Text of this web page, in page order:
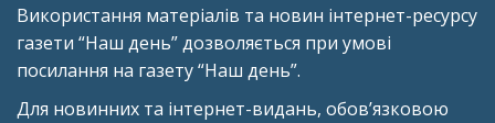
Використання матеріалів та новин інтернет-ресурсу
газети “Наш день” дозволяється при умові
посилання на газету “Наш день”.
Для новинних та інтернет-видань, обов’язковою